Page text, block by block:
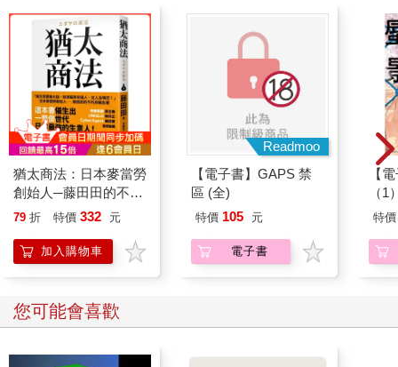
原來的兩倍。隨著潮流進一步擴散到下一個階層，銷量則會擴增
至四倍。高級品就以這樣的方式，逐漸流入大眾市場，整個過程
大約需要兩年的時間。
而當商品開始普及，價格隨之下降時，我的公司就會退場、
不再經營該類商品。過去二十年來，我的公司所經手的舶來品從
來沒有滯銷過，更別說舉辦清倉特賣會了。
只要我經營的商品能在有錢人之間造成流行，滯銷或特賣會
就與我無關。我不做「薄利多銷」這種勞心勞力但利潤微薄的生
意。我只做有錢人的生意，換句話說，「厚利多銷」這種商業模
式完全行得通！
（精彩待續）
猶太商法：日本麥當勞
創始人─藤田田的不朽
商戰名著，「做生意要
錢人、女人及嘴巴！」
79 折 特價 332 元
加入購物車
Readmoo
【電子書】GAPS 禁
區 (全)
特價 105 元
電子書
【
（1
特價
您可能會喜歡